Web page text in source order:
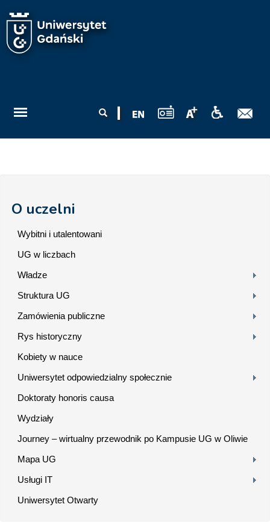
wyszukiwania
O uczelni
Wybitni i utalentowani
UG w liczbach
Władze
Struktura UG
Zamówienia publiczne
Rys historyczny
Kobiety w nauce
Uniwersytet odpowiedzialny społecznie
Doktoraty honoris causa
Wydziały
Journey – wirtualny przewodnik po Kampusie UG w Oliwie
Mapa UG
Usługi IT
Uniwersytet Otwarty